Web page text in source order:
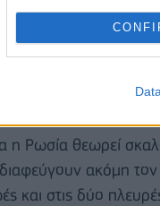
μάχης, για
όπλα
ώστε ο
πλευρό μας».
Ρωσία θεωρεί
ακόμη
και στις δύο